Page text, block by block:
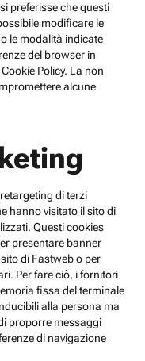
preferisse che questi
modificare le
le modalità indicate
del browser in
Policy. La non
alcune
di terzi
hanno visitato il sito di
Questi cookies
presentare banner
di Fastweb o per
Per fare ciò, i fornitori
fissa del terminale
alla persona ma
proporre messaggi
di navigazione